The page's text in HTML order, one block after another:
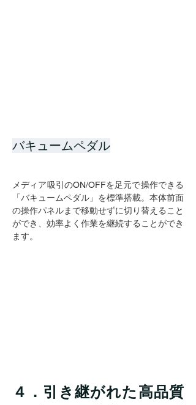
バキュームペダル
メディア吸引のON/OFFを足元で操作できる
「バキュームペダル」を標準搭載。本体前面
の操作パネルまで移動せずに切り替えること
ができ、効率よく作業を継続することができ
ます。
４．引き継がれた高品質